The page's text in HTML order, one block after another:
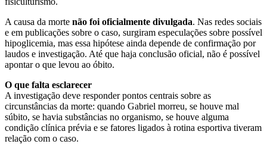
A causa da morte não foi oficialmente divulgada. Nas redes sociais
e em publicações sobre o caso, surgiram especulações sobre possível
hipoglicemia, mas essa hipótese ainda depende de confirmação por
laudos e investigação. Até que haja conclusão oficial, não é possível
apontar o que levou ao óbito.
O que falta esclarecer
A investigação deve responder pontos centrais sobre as
circunstâncias da morte: quando Gabriel morreu, se houve mal
súbito, se havia substâncias no organismo, se houve alguma
condição clínica prévia e se fatores ligados à rotina esportiva tiveram
relação com o caso.